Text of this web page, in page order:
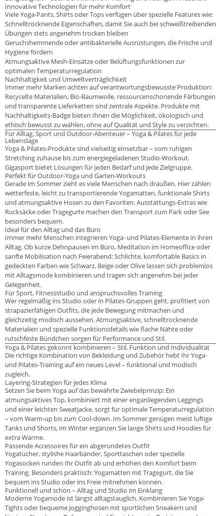
Innovative Technologien für mehr Komfort
Viele Yoga-Pants, Shirts oder Tops verfügen über spezielle Features wie:
Schnelltrocknende Eigenschaften, damit Sie auch bei schweißtreibenden
Übungen stets angenehm trocken bleiben
Geruchshemmende oder antibakterielle Ausrüstungen, die Frische und
Hygiene fördern
Atmungsaktive Mesh-Einsätze oder Belüftungsfunktionen zur
optimalen Temperaturregulation
Nachhaltigkeit und Umweltverträglichkeit
Immer mehr Marken achten auf verantwortungsbewusste Produktion:
Recycelte Materialien, Bio-Baumwolle, ressourcenschonende Färbungen
und transparente Lieferketten sind zentrale Aspekte. Produkte mit
Nachhaltigkeits-Badge bieten Ihnen die Möglichkeit, ökologisch und
ethisch bewusst zu wählen, ohne auf Qualität und Style zu verzichten.
Für Alltag, Sport und Outdoor-Abenteuer – Yoga & Pilates für jede
Lebenslage
Yoga & Pilates-Produkte sind vielseitig einsetzbar – vom ruhigen
Stretching zuhause bis zum energiegeladenen Studio-Workout.
Gigasport bietet Lösungen für jeden Bedarf und jede Zielgruppe.
Perfekt für Outdoor-Yoga und Garten-Workouts
Gerade im Sommer zieht es viele Menschen nach draußen. Hier zählen
wetterfeste, leicht zu transportierende Yogamatten, funktionale Shirts
und atmungsaktive Hosen zu den Favoriten. Ausstattungs-Extras wie
Rucksäcke oder Tragegurte machen den Transport zum Park oder See
besonders bequem.
Ideal für den Alltag und das Büro
Immer mehr Menschen integrieren Yoga- und Pilates-Elemente in ihren
Alltag. Ob kurze Dehnpausen im Büro, Meditation im Homeoffice oder
sanfte Mobilisation nach Feierabend: Schlichte, komfortable Basics in
gedeckten Farben wie Schwarz, Beige oder Olive lassen sich problemlos
mit Alltagsmode kombinieren und tragen sich angenehm bei jeder
Gelegenheit.
Für Sport, Fitnessstudio und anspruchsvolles Training
Wer regelmäßig ins Studio oder in Pilates-Gruppen geht, profitiert von
strapazierfähigen Outfits, die jede Bewegung mitmachen und
gleichzeitig modisch aussehen. Atmungsaktive, schnelltrocknende
Materialien und spezielle Funktionsdetails wie flache Nähte oder
rutschfeste Bündchen sorgen für Performance und Stil.
Yoga & Pilates gekonnt kombinieren – Stil, Funktion und Individualität
Die richtige Kombination von Bekleidung und Zubehör hebt Ihr Yoga-
und Pilates-Training auf ein neues Level – funktional und modisch
zugleich.
Layering-Strategien für jedes Klima
Setzen Sie beim Yoga auf das bewährte Zwiebelprinzip: Ein
atmungsaktives Top, kombiniert mit einer enganliegenden Leggings
und einer leichten Sweatjacke, sorgt für optimale Temperaturregulation
– vom Warm-up bis zum Cool-down. Im Sommer genügen meist luftige
Tanks und Shorts, im Winter ergänzen Sie lange Shirts und Hoodies für
extra Wärme.
Passende Accessoires für ein abgerundetes Outfit
Yogatücher, stylishe Haarbänder, Sporttaschen oder spezielle
Yogasocken runden Ihr Outfit ab und erhöhen den Komfort beim
Training. Besonders praktisch: Yogamatten mit Tragegurt, die Sie
bequem ins Studio oder ins Freie mitnehmen können.
Funktionell und schön – Alltag und Studio im Einklang
Moderne Yogamode ist längst alltagstauglich. Kombinieren Sie Yoga-
Tights oder bequeme Jogginghosen mit sportlichen Sneakern und